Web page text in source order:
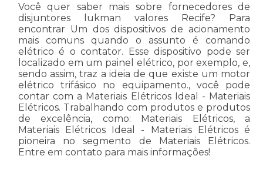
Você quer saber mais sobre fornecedores de
disjuntores lukman valores Recife? Para
encontrar Um dos dispositivos de acionamento
mais comuns quando o assunto é comando
elétrico é o contator. Esse dispositivo pode ser
localizado em um painel elétrico, por exemplo, e,
sendo assim, traz a ideia de que existe um motor
elétrico trifásico no equipamento., você pode
contar com a Materiais Elétricos Ideal - Materiais
Elétricos. Trabalhando com produtos e produtos
de excelência, como: Materiais Elétricos, a
Materiais Elétricos Ideal - Materiais Elétricos é
pioneira no segmento de Materiais Elétricos.
Entre em contato para mais informações!